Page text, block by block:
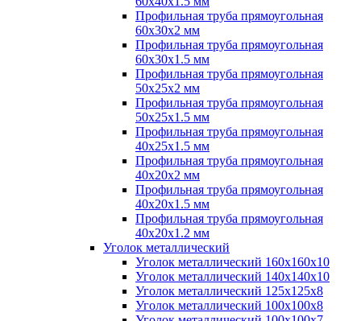
Профильная труба прямоугольная
60х30х2 мм
Профильная труба прямоугольная
60х30х1.5 мм
Профильная труба прямоугольная
50х25х2 мм
Профильная труба прямоугольная
50х25х1.5 мм
Профильная труба прямоугольная
40х25х1.5 мм
Профильная труба прямоугольная
40х20х2 мм
Профильная труба прямоугольная
40х20х1.5 мм
Профильная труба прямоугольная
40х20х1.2 мм
Уголок металлический
Уголок металлический 160х160х10
Уголок металлический 140х140х10
Уголок металлический 125х125х8
Уголок металлический 100х100х8